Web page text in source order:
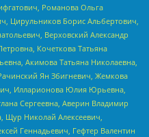
Романова Ольга
Цирульников Борис Альбертович,
Верховский Александр
Кочеткова Татьяна
Акимова Татьяна Николаевна,
Ян Збигневич, Жемкова
Илларионова Юлия Юрьевна,
Сергеевна, Аверин Владимир
Щур Николай Алексеевич,
Геннадьевич, Гефтер Валентин